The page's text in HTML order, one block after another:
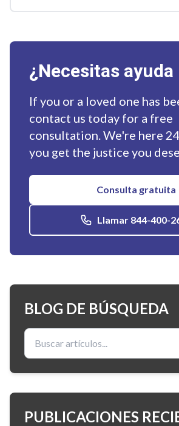
¿Necesitas
If you or a loved one has
contact us today for a free
consultation. We're here
you get the justice you
Consulta gratuita
Llamar 844-400-
BLOG DE BÚSQUEDA
Buscar:
PUBLICACIONES